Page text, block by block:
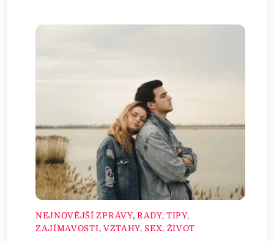
NEJNOVĚJŠÍ ZPRÁVY, RADY, TIPY,
ZAJÍMAVOSTI, VZTAHY, SEX, ŽIVOT